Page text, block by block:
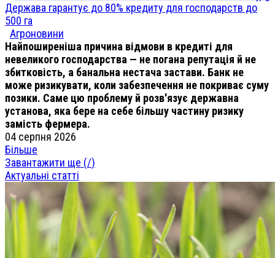
Держава гарантує до 80% кредиту для господарств до
500 га
Агроновини
Найпоширеніша причина відмови в кредиті для
невеликого господарства — не погана репутація й не
збитковість, а банальна нестача застави. Банк не
може ризикувати, коли забезпечення не покриває суму
позики. Саме цю проблему й розв'язує державна
установа, яка бере на себе більшу частину ризику
замість фермера.
04 серпня 2026
Більше
Завантажити ще (/)
Актуальні статті